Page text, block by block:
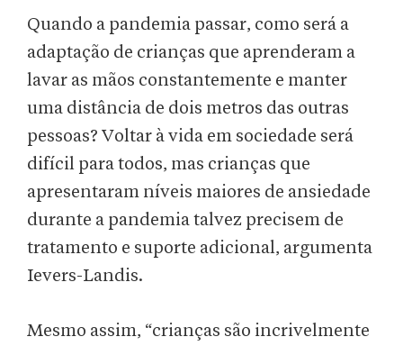
Quando a pandemia passar, como será a
adaptação de crianças que aprenderam a
lavar as mãos constantemente e manter
uma distância de dois metros das outras
pessoas? Voltar à vida em sociedade será
difícil para todos, mas crianças que
apresentaram níveis maiores de ansiedade
durante a pandemia talvez precisem de
tratamento e suporte adicional, argumenta
Ievers-Landis.
Mesmo assim, “crianças são incrivelmente